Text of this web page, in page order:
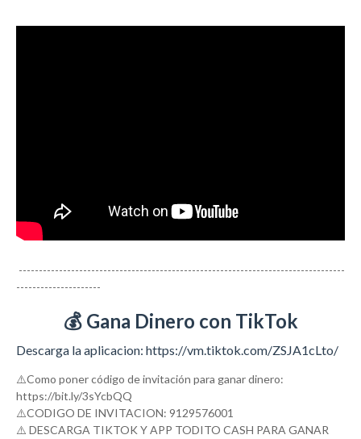
---------------------------------------------------------------------------------
---------------------
💰 Gana Dinero con TikTok
Descarga la aplicacion: https://vm.tiktok.com/ZSJA1cLto/
⚠️Como poner código de invitación para ganar dinero:
https://bit.ly/3sYcbQQ
⚠️CODIGO DE INVITACION: 9129576001
⚠️ DESCARGA TIKTOK Y APP TODITO CASH PARA GANAR